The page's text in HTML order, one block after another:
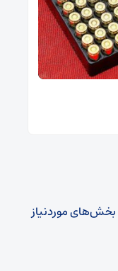
بخش‌های موردنیاز